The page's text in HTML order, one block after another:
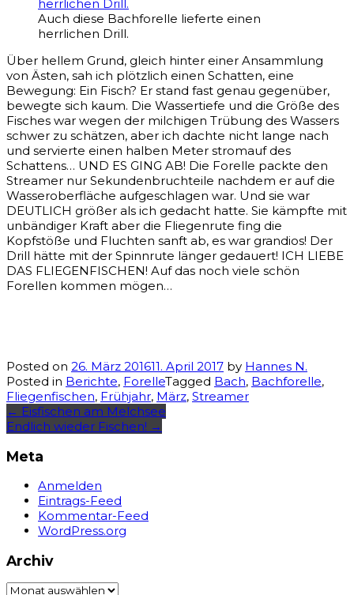
Auch diese Bachforelle lieferte einen
herrlichen Drill.
Über hellem Grund, gleich hinter einer Ansammlung
von Ästen, sah ich plötzlich einen Schatten, eine
Bewegung: Ein Fisch? Er stand fast genau gegenüber,
bewegte sich kaum. Die Wassertiefe und die Größe des
Fisches war wegen der milchigen Trübung des Wassers
schwer zu schätzen, aber ich dachte nicht lange nach
und servierte einen halben Meter stromauf des
Schattens… UND ES GING AB! Die Forelle packte den
Streamer nur Sekundenbruchteile nachdem er auf die
Wasseroberfläche aufgeschlagen war. Und sie war
DEUTLICH größer als ich gedacht hatte. Sie kämpfte mit
unbändiger Kraft aber die Fliegenrute fing die
Kopfstöße und Fluchten sanft ab, es war grandios! Der
Drill hätte mit der Spinnrute länger gedauert! ICH LIEBE
DAS FLIEGENFISCHEN! Auf das noch viele schön
Forellen kommen mögen…
Posted on 26. März 201611. April 2017 by Hannes N.
Posted in Berichte, ForelleTagged Bach, Bachforelle,
Fliegenfischen, Frühjahr, März, Streamer
Post
navigation
← Eisfischen am Melchsee
Endlich wieder Fischen! →
Meta
Anmelden
Eintrags-Feed
Kommentar-Feed
WordPress.org
Archiv
Archiv